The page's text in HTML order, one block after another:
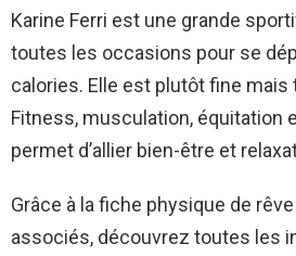
Karine Ferri est une grande
toutes les occasions pour se
calories. Elle est plutôt fine mais
Fitness, musculation, équitation
permet d’allier bien-être et
Grâce à la fiche physique de
associés, découvrez toutes les